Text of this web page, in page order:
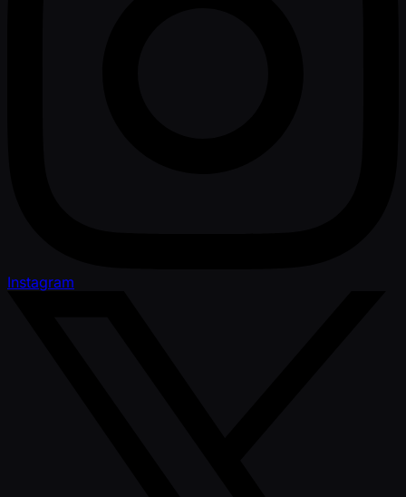
Instagram